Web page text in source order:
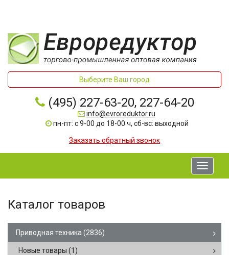
Выберите Ваш город
(495) 227-63-20, 227-64-20
info@evroreduktor.ru
пн-пт: с 9-00 до 18-00 ч, сб-вс: выходной
Заказать обратный звонок
Toggle
Каталог товаров
Приводная техника (2836)
Новые товары (1)